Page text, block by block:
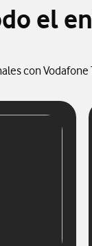
el
con Vodafone